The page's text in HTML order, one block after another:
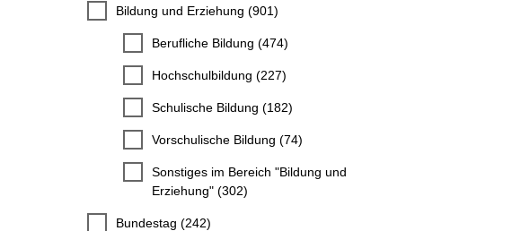
Bildung und Erziehung (901)
Berufliche Bildung (474)
Hochschulbildung (227)
Schulische Bildung (182)
Vorschulische Bildung (74)
Sonstiges im Bereich "Bildung und
Erziehung" (302)
Bundestag (242)